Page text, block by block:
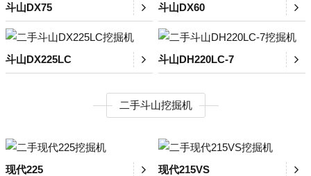
斗山DX75 斗山DX60
斗山DX225LC 斗山DH220LC-7
二手斗山挖掘机
现代225 现代215VS